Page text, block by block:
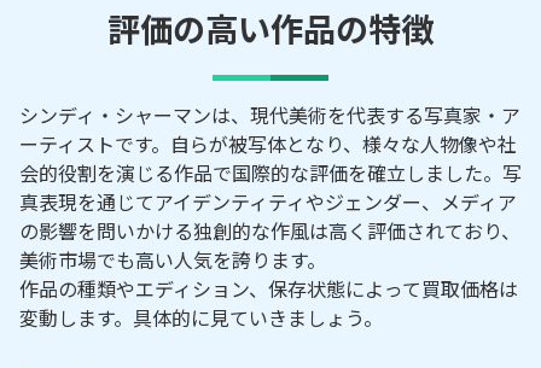
評価の高い作品の特徴
シンディ・シャーマンは、現代美術を代表する写真家・ア
ーティストです。自らが被写体となり、様々な人物像や社
会的役割を演じる作品で国際的な評価を確立しました。写
真表現を通じてアイデンティティやジェンダー、メディア
の影響を問いかける独創的な作風は高く評価されており、
美術市場でも高い人気を誇ります。
作品の種類やエディション、保存状態によって買取価格は
変動します。具体的に見ていきましょう。